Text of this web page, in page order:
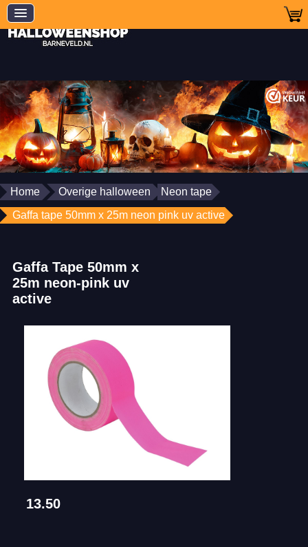
Home Overige halloween
Neon tape
Gaffa tape 50mm x 25m neon pink uv active
Gaffa Tape 50mm x
25m neon-pink uv
active
13.50